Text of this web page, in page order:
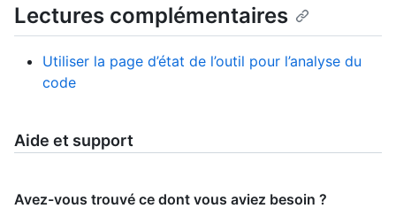
Lectures complémentaires
Utiliser la page d’état de l’outil pour l’analyse du
code
Aide et support
Avez-vous trouvé ce dont vous aviez besoin ?